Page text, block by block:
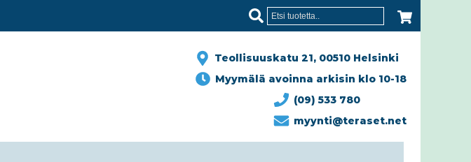
Teollisuuskatu 21, 00510 Helsinki
Myymälä avoinna arkisin klo 10-18
(09) 533 780
myynti@teraset.net